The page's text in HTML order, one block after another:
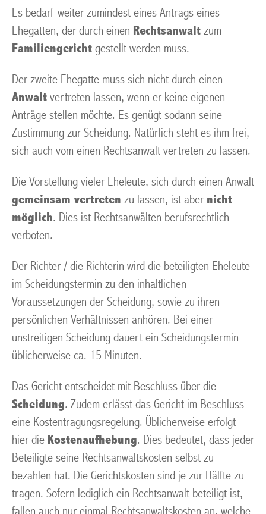
Es bedarf weiter zumindest eines Antrags eines
Ehegatten, der durch einen Rechtsanwalt zum
Familiengericht gestellt werden muss.
Der zweite Ehegatte muss sich nicht durch einen
Anwalt vertreten lassen, wenn er keine eigenen
Anträge stellen möchte. Es genügt sodann seine
Zustimmung zur Scheidung. Natürlich steht es ihm frei,
sich auch vom einen Rechtsanwalt vertreten zu lassen.
Die Vorstellung vieler Eheleute, sich durch einen Anwalt
gemeinsam vertreten zu lassen, ist aber nicht
möglich. Dies ist Rechtsanwälten berufsrechtlich
verboten.
Der Richter / die Richterin wird die beteiligten Eheleute
im Scheidungstermin zu den inhaltlichen
Voraussetzungen der Scheidung, sowie zu ihren
persönlichen Verhältnissen anhören. Bei einer
unstreitigen Scheidung dauert ein Scheidungstermin
üblicherweise ca. 15 Minuten.
Das Gericht entscheidet mit Beschluss über die
Scheidung. Zudem erlässt das Gericht im Beschluss
eine Kostentragungsregelung. Üblicherweise erfolgt
hier die Kostenaufhebung. Dies bedeutet, dass jeder
Beteiligte seine Rechtsanwaltskosten selbst zu
bezahlen hat. Die Gerichtskosten sind je zur Hälfte zu
tragen. Sofern lediglich ein Rechtsanwalt beteiligt ist,